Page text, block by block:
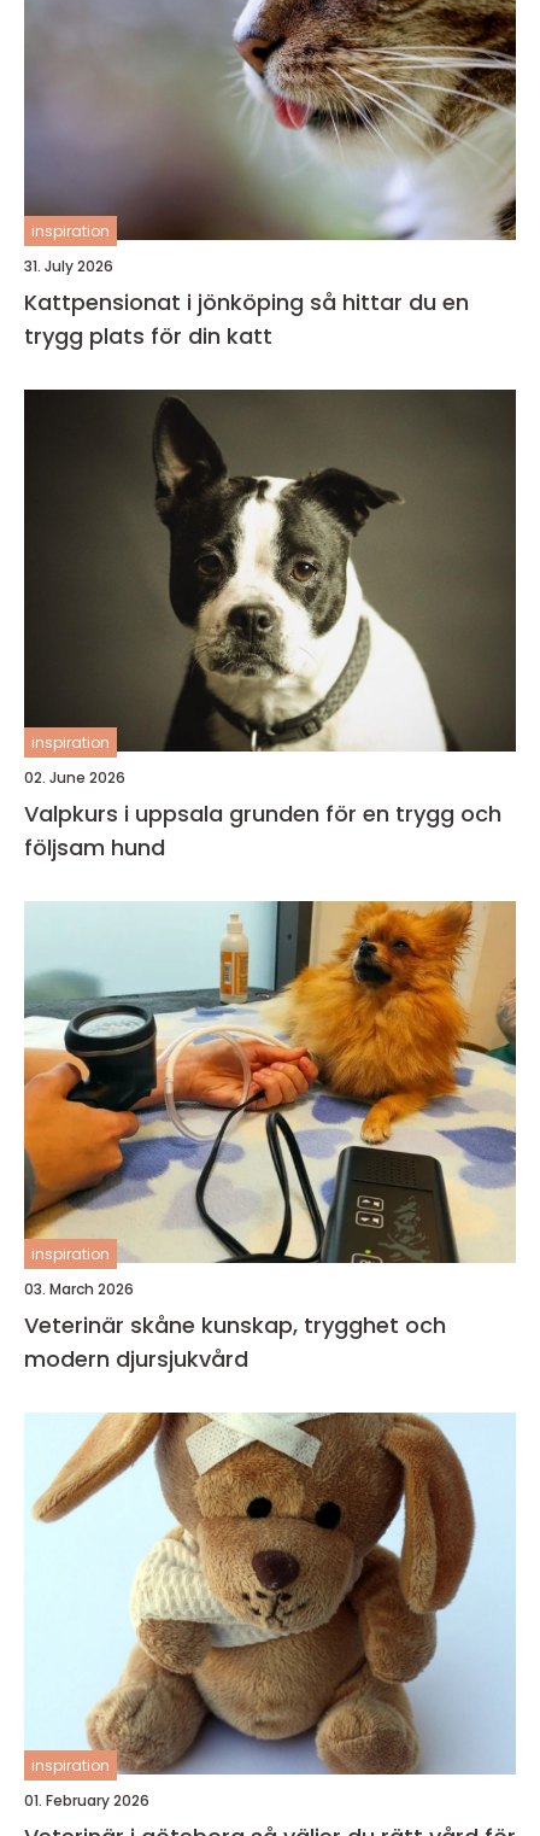
inspiration
31. July 2026
Kattpensionat i jönköping så hittar du en
trygg plats för din katt
inspiration
02. June 2026
Valpkurs i uppsala grunden för en trygg och
följsam hund
inspiration
03. March 2026
Veterinär skåne kunskap, trygghet och
modern djursjukvård
inspiration
01. February 2026